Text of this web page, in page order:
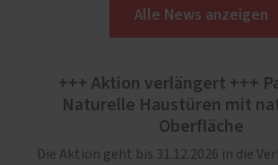
Alle News anzeigen
+++ Aktion verlängert +++
Naturelle Haustüren mit
Oberfläche
Die Aktion geht bis 31.12.2026 in die